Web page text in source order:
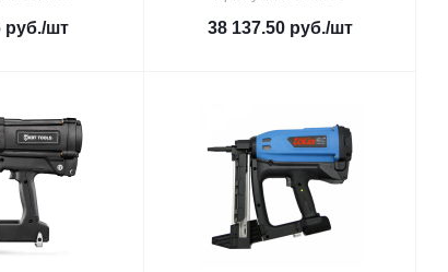
руб./шт 38 137.50 руб./шт